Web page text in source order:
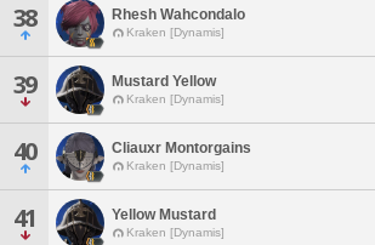
38 Rhesh Wahcondalo
Kraken [Dynamis]
39 Mustard Yellow
Kraken [Dynamis]
40 Cliauxr Montorgains
Kraken [Dynamis]
41 Yellow Mustard
Kraken [Dynamis]